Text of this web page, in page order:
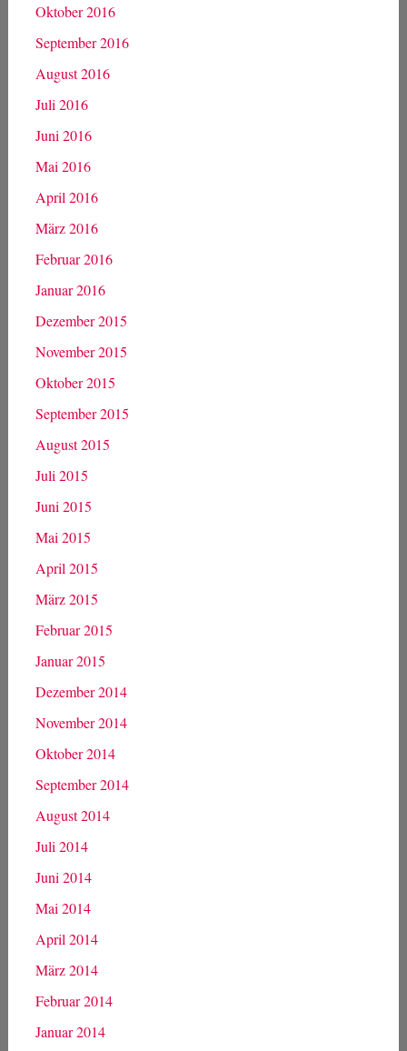
Oktober 2016
September 2016
August 2016
Juli 2016
Juni 2016
Mai 2016
April 2016
März 2016
Februar 2016
Januar 2016
Dezember 2015
November 2015
Oktober 2015
September 2015
August 2015
Juli 2015
Juni 2015
Mai 2015
April 2015
März 2015
Februar 2015
Januar 2015
Dezember 2014
November 2014
Oktober 2014
September 2014
August 2014
Juli 2014
Juni 2014
Mai 2014
April 2014
März 2014
Februar 2014
Januar 2014